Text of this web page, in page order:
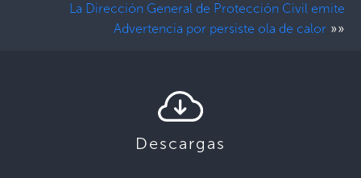
La Dirección General de Protección Civil emite
Advertencia por persiste ola de calor »»
Descargas